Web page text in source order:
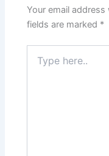
Your email
fields are marked *
here..